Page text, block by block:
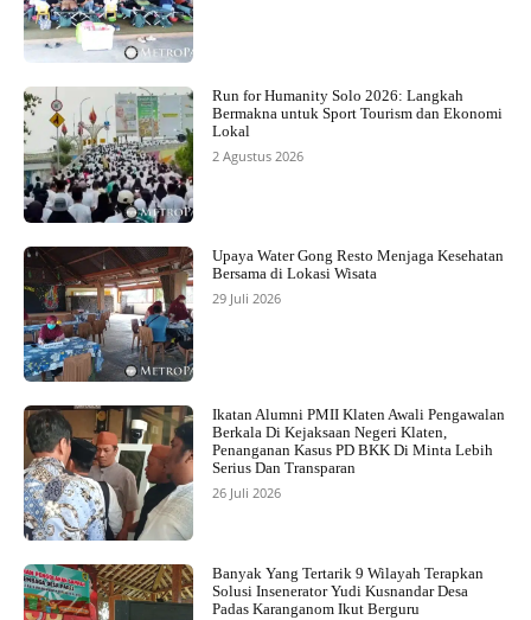
Run for Humanity Solo 2026: Langkah
Bermakna untuk Sport Tourism dan Ekonomi
Lokal
2 Agustus 2026
Upaya Water Gong Resto Menjaga Kesehatan
Bersama di Lokasi Wisata
29 Juli 2026
Ikatan Alumni PMII Klaten Awali Pengawalan
Berkala Di Kejaksaan Negeri Klaten,
Penanganan Kasus PD BKK Di Minta Lebih
Serius Dan Transparan
26 Juli 2026
Banyak Yang Tertarik 9 Wilayah Terapkan
Solusi Insenerator Yudi Kusnandar Desa
Padas Karanganom Ikut Berguru